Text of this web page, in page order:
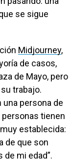
se sigue
Midjourney,
de casos,
de Mayo, pero
trabajo.
persona de
personas tienen
establecida:
de que son
de mi edad”.